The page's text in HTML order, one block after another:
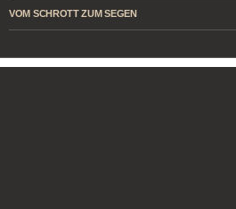
VOM SCHROTT ZUM SEGEN